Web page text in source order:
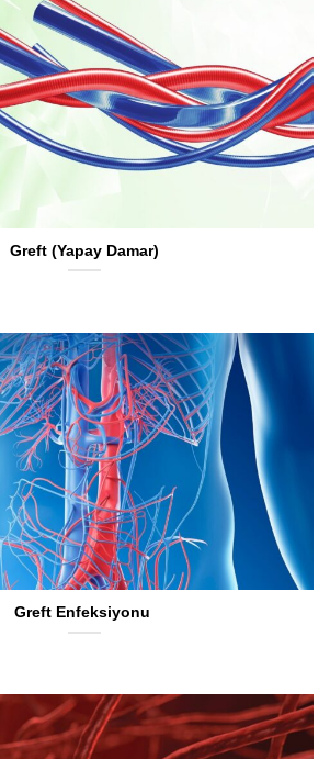
Greft (Yapay Damar)
Greft Enfeksiyonu